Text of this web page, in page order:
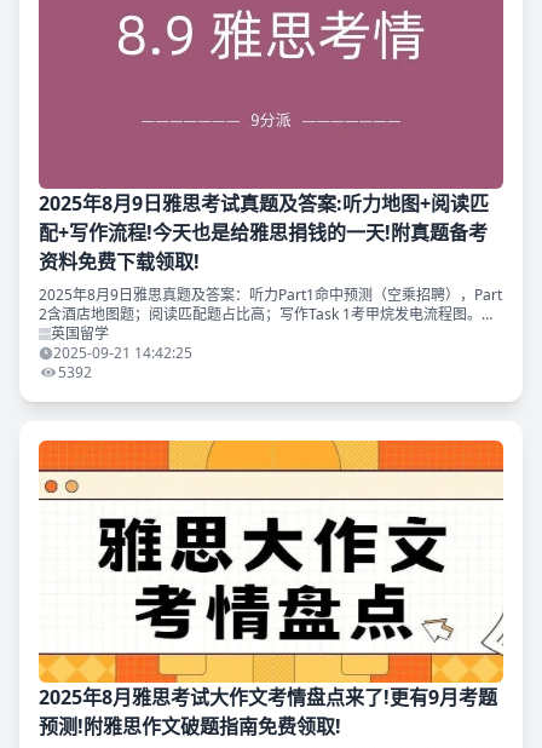
2025年8月9日雅思考试真题及答案:听力地图+阅读匹
配+写作流程!今天也是给雅思捐钱的一天!附真题备考
资料免费下载领取!
2025年8月9日雅思真题及答案：听力Part1命中预测（空乘招聘），Part
2含酒店地图题；阅读匹配题占比高；写作Task 1考甲烷发电流程图。附
各部分答案 + 解析领取雅思8月剩余预测！
英国留学
2025-09-21 14:42:25
5392
2025年8月雅思考试大作文考情盘点来了!更有9月考题
预测!附雅思作文破题指南免费领取!